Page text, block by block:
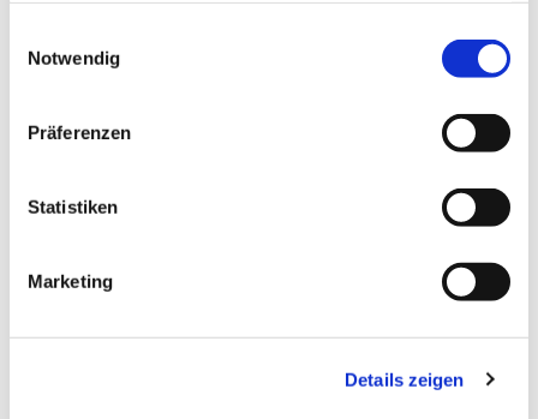
Notwendig
Präferenzen
Statistiken
Marketing
Details zeigen